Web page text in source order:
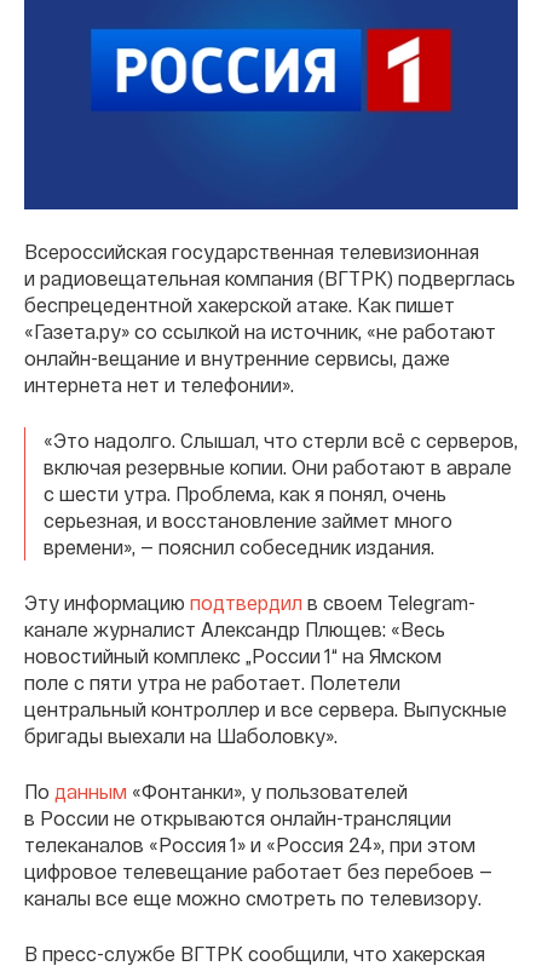
Всероссийская государственная телевизионная
и радиовещательная компания (ВГТРК) подверглась
беспрецедентной хакерской атаке. Как пишет
«Газета.ру» со ссылкой на источник, «не работают
онлайн-вещание и внутренние сервисы, даже
интернета нет и телефонии».
«Это надолго. Слышал, что стерли всё с серверов,
включая резервные копии. Они работают в аврале
с шести утра. Проблема, как я понял, очень
серьезная, и восстановление займет много
времени», — пояснил собеседник издания.
Эту информацию подтвердил в своем Telegram-
канале журналист Александр Плющев: «Весь
новостийный комплекс „России 1“ на Ямском
поле с пяти утра не работает. Полетели
центральный контроллер и все сервера. Выпускные
бригады выехали на Шаболовку».
По данным «Фонтанки», у пользователей
в России не открываются онлайн-трансляции
телеканалов «Россия 1» и «Россия 24», при этом
цифровое телевещание работает без перебоев —
каналы все еще можно смотреть по телевизору.
В пресс-службе ВГТРК сообщили, что хакерская